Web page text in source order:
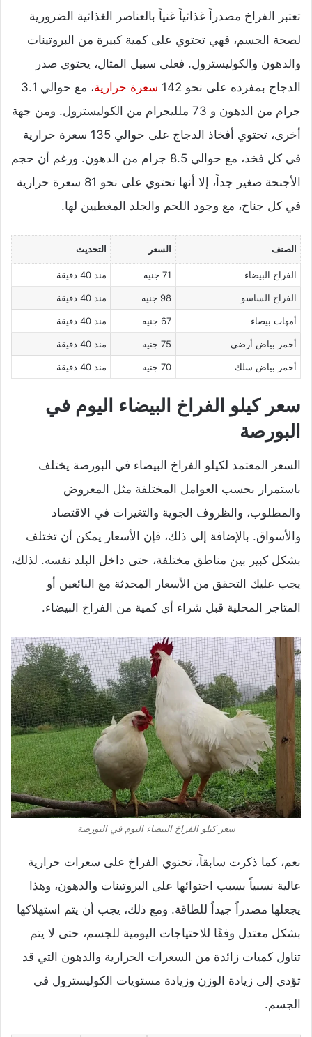
تعتبر الفراخ مصدراً غذائياً غنياً بالعناصر الغذائية الضرورية
لصحة الجسم، فهي تحتوي على كمية كبيرة من البروتينات
والدهون والكوليسترول. فعلى سبيل المثال، يحتوي صدر
الدجاج بمفرده على نحو 142
سعرة حرارية
، مع حوالي 3.1
جرام من الدهون و 73 ملليجرام من الكوليسترول. ومن جهة
أخرى، تحتوي أفخاذ الدجاج على حوالي 135 سعرة حرارية
في كل فخذ، مع حوالي 8.5 جرام من الدهون. ورغم أن حجم
الأجنحة صغير جداً، إلا أنها تحتوي على نحو 81 سعرة حرارية
في كل جناح، مع وجود اللحم والجلد المغطيين لها.
الصنف السعر التحديث
الفراخ البيضاء 71 جنيه منذ 40 دقيقة
الفراخ الساسو 98 جنيه منذ 40 دقيقة
أمهات بيضاء 67 جنيه منذ 40 دقيقة
أحمر بياض أرضي 75 جنيه منذ 40 دقيقة
أحمر بياض سلك 70 جنيه منذ 40 دقيقة
سعر كيلو الفراخ البيضاء اليوم في
البورصة
السعر المعتمد لكيلو الفراخ البيضاء في البورصة يختلف
باستمرار بحسب العوامل المختلفة مثل المعروض
والمطلوب، والظروف الجوية والتغيرات في الاقتصاد
والأسواق. بالإضافة إلى ذلك، فإن الأسعار يمكن أن تختلف
بشكل كبير بين مناطق مختلفة، حتى داخل البلد نفسه. لذلك،
يجب عليك التحقق من الأسعار المحدثة مع البائعين أو
المتاجر المحلية قبل شراء أي كمية من الفراخ البيضاء.
سعر كيلو الفراخ البيضاء اليوم في البورصة
نعم، كما ذكرت سابقاً، تحتوي الفراخ على سعرات حرارية
عالية نسبياً بسبب احتوائها على البروتينات والدهون، وهذا
يجعلها مصدراً جيداً للطاقة. ومع ذلك، يجب أن يتم استهلاكها
بشكل معتدل وفقًا للاحتياجات اليومية للجسم، حتى لا يتم
تناول كميات زائدة من السعرات الحرارية والدهون التي قد
تؤدي إلى زيادة الوزن وزيادة مستويات الكوليسترول في
الجسم.